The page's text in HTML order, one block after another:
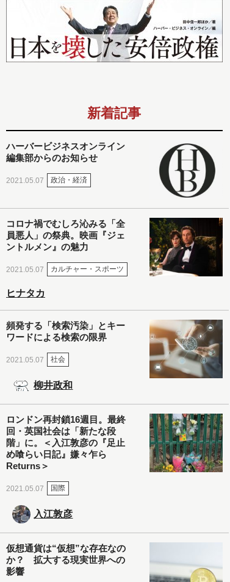
新着記事
ハーバービジネスオンライン
編集部からのお知らせ
2021.05.07 政治・経済
コロナ禍でむしろ沁みる「全
員悪人」の祭典。映画『ジェ
ントルメン』の魅力
2021.05.07 カルチャー・スポーツ
ヒナタカ
頻発する「検索汚染」とキー
ワードによる検索の限界
2021.05.07 社会
柳井政和
ロンドン再封鎖16週目。最終
回・英国社会は「新たな段
階」に。＜入江敦彦の『足止
め喰らい日記』嫌々乍ら
Returns＞
2021.05.07 国際
入江敦彦
仮想通貨は“仮想”な存在なの
か？ 拡大する現実世界への
影響